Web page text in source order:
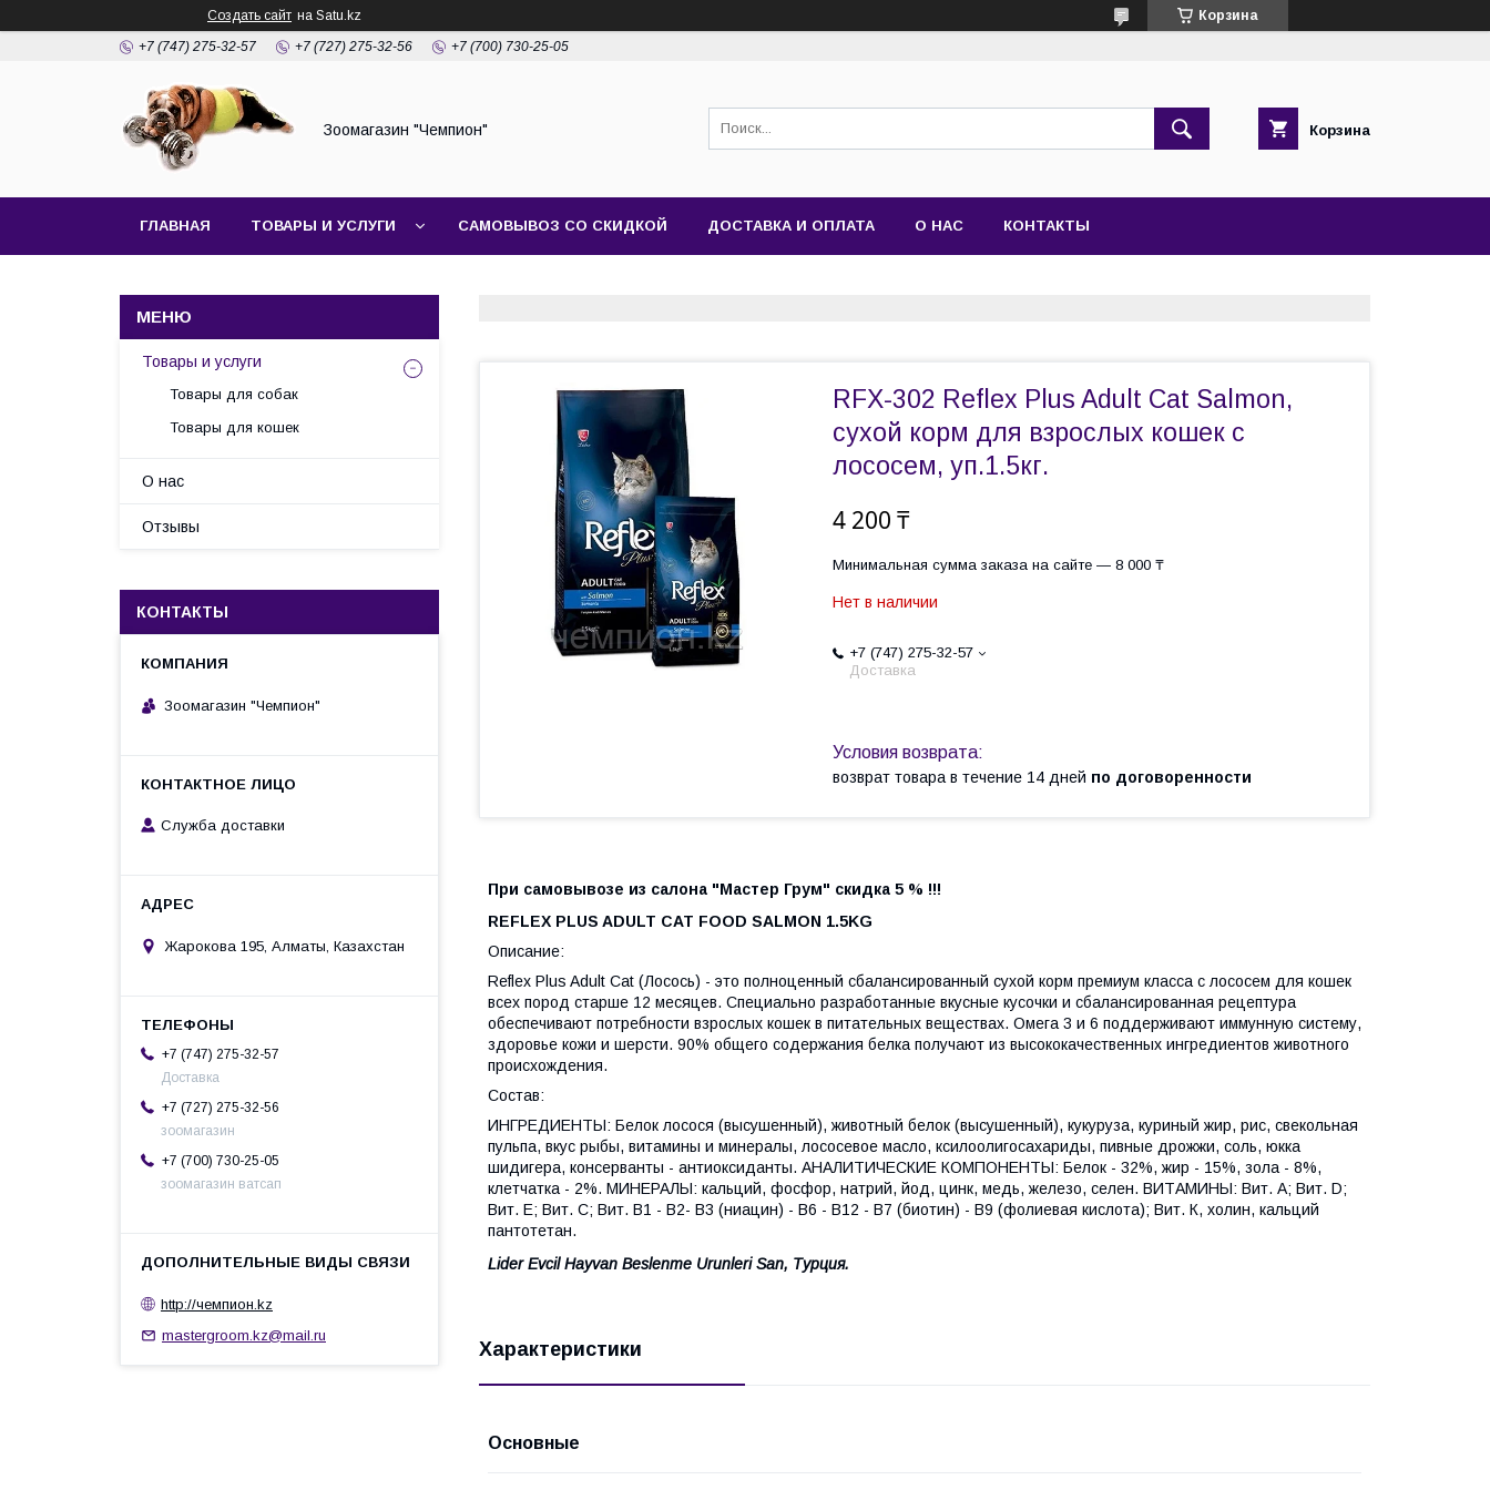
Создать сайт на Satu.kz Корзина
+7 (747) 275-32-57 +7 (727) 275-32-56 +7 (700) 730-25-05
Зоомагазин "Чемпион" Корзина
ГЛАВНАЯ ТОВАРЫ И УСЛУГИ САМОВЫВОЗ СО СКИДКОЙ ДОСТАВКА И ОПЛАТА О НАС КОНТАКТЫ
RFX-302 Reflex Plus Adult Cat Salmon,
сухой корм для взрослых кошек с
лососем, уп.1.5кг.
4 200 ₸
Минимальная сумма заказа на сайте — 8 000 ₸
Нет в наличии
+7 (747) 275-32-57
Доставка
возврат товара в течение 14 дней по договоренности
При самовывозе из салона "Мастер Грум" скидка 5 % !!!
REFLEX PLUS ADULT CAT FOOD SALMON 1.5KG
Описание:
Reflex Plus Adult Cat (Лосось) - это полноценный сбалансированный сухой корм премиум класса с лососем для кошек
всех пород старше 12 месяцев. Специально разработанные вкусные кусочки и сбалансированная рецептура
обеспечивают потребности взрослых кошек в питательных веществах. Омега 3 и 6 поддерживают иммунную систему,
здоровье кожи и шерсти. 90% общего содержания белка получают из высококачественных ингредиентов животного
происхождения.
Состав:
ИНГРЕДИЕНТЫ: Белок лосося (высушенный), животный белок (высушенный), кукуруза, куриный жир, рис, свекольная
пульпа, вкус рыбы, витамины и минералы, лососевое масло, ксилоолигосахариды, пивные дрожжи, соль, юкка
шидигера, консерванты - антиоксиданты. АНАЛИТИЧЕСКИЕ КОМПОНЕНТЫ: Белок - 32%, жир - 15%, зола - 8%,
клетчатка - 2%. МИНЕРАЛЫ: кальций, фосфор, натрий, йод, цинк, медь, железо, селен. ВИТАМИНЫ: Вит. А; Вит. D;
Вит. Е; Вит. С; Вит. B1 - B2- B3 (ниацин) - B6 - B12 - B7 (биотин) - B9 (фолиевая кислота); Вит. К, холин, кальций
пантотетан.
Lider Evcil Hayvan Beslenme Urunleri San, Турция.
Характеристики
Основные
Товары и услуги
Товары для собак
Товары для кошек
О нас
Отзывы
КОНТАКТЫ
Зоомагазин "Чемпион"
Служба доставки
Жарокова 195, Алматы, Казахстан
+7 (747) 275-32-57
Доставка
+7 (727) 275-32-56
зоомагазин
+7 (700) 730-25-05
зоомагазин ватсап
http://чемпион.kz
mastergroom.kz@mail.ru